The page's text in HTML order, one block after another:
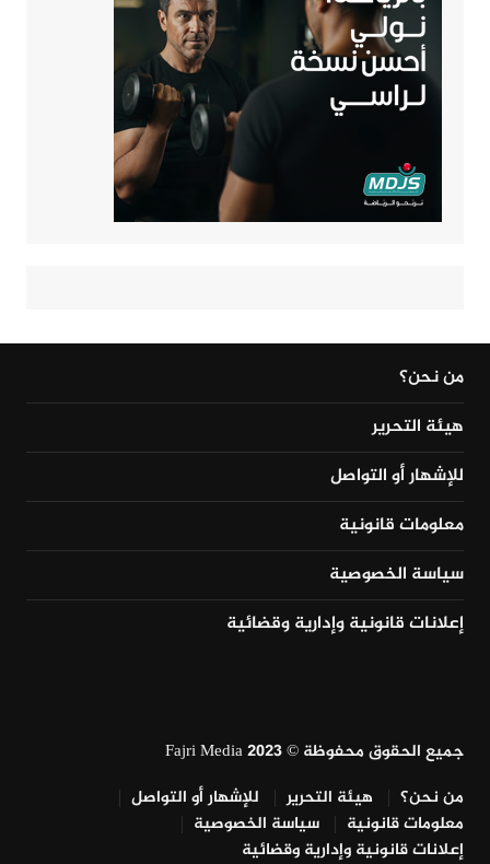
من نحن؟
هيئة التحرير
للإشهار أو التواصل
معلومات قانونية
سياسة الخصوصية
إعلانات قانونية وإدارية وقضائية
جميع الحقوق محفوظة © Fajri Media 2023
من نحن؟
هيئة التحرير
للإشهار أو التواصل
معلومات قانونية
سياسة الخصوصية
إعلانات قانونية وإدارية وقضائية